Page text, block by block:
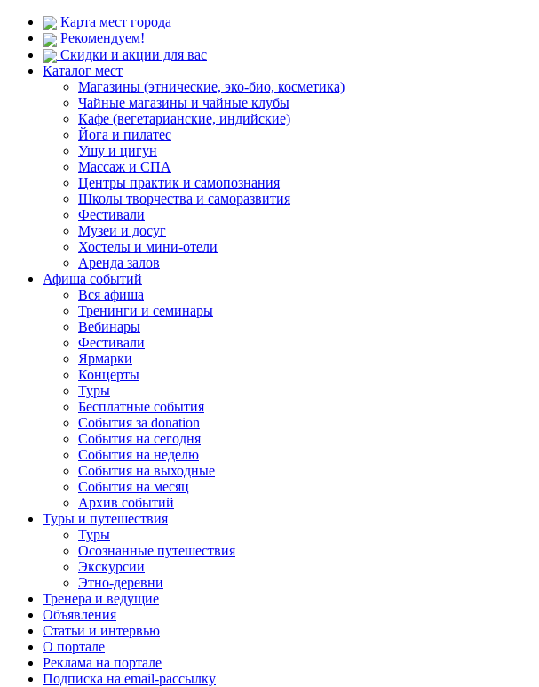
Карта мест города
Рекомендуем!
Скидки и акции для вас
Каталог мест
Магазины (этнические, эко-био, косметика)
Чайные магазины и чайные клубы
Кафе (вегетарианские, индийские)
Йога и пилатес
Ушу и цигун
Массаж и СПА
Центры практик и самопознания
Школы творчества и саморазвития
Фестивали
Музеи и досуг
Хостелы и мини-отели
Аренда залов
Афиша событий
Вся афиша
Тренинги и семинары
Вебинары
Фестивали
Ярмарки
Концерты
Туры
Бесплатные события
События за donation
События на сегодня
События на неделю
События на выходные
События на месяц
Архив событий
Туры и путешествия
Туры
Осознанные путешествия
Экскурсии
Этно-деревни
Тренера и ведущие
Объявления
Статьи и интервью
О портале
Реклама на портале
Подписка на email-рассылку